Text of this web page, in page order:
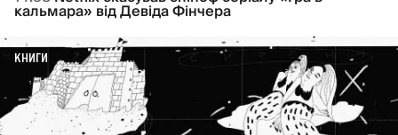
кальмара» від Девіда Фінчера
КНИГИ